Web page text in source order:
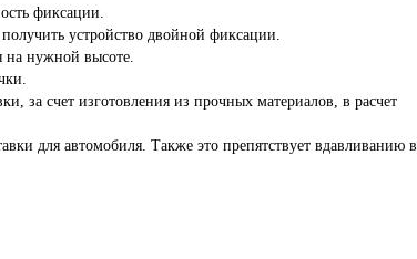
фиксации.
устройство двойной фиксации.
на нужной высоте.
за счет изготовления из прочных материалов, в расчет
для автомобиля. Также это препятствует вдавливанию в